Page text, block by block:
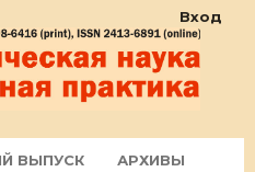
ВЫПУСК АРХИВЫ
Вход